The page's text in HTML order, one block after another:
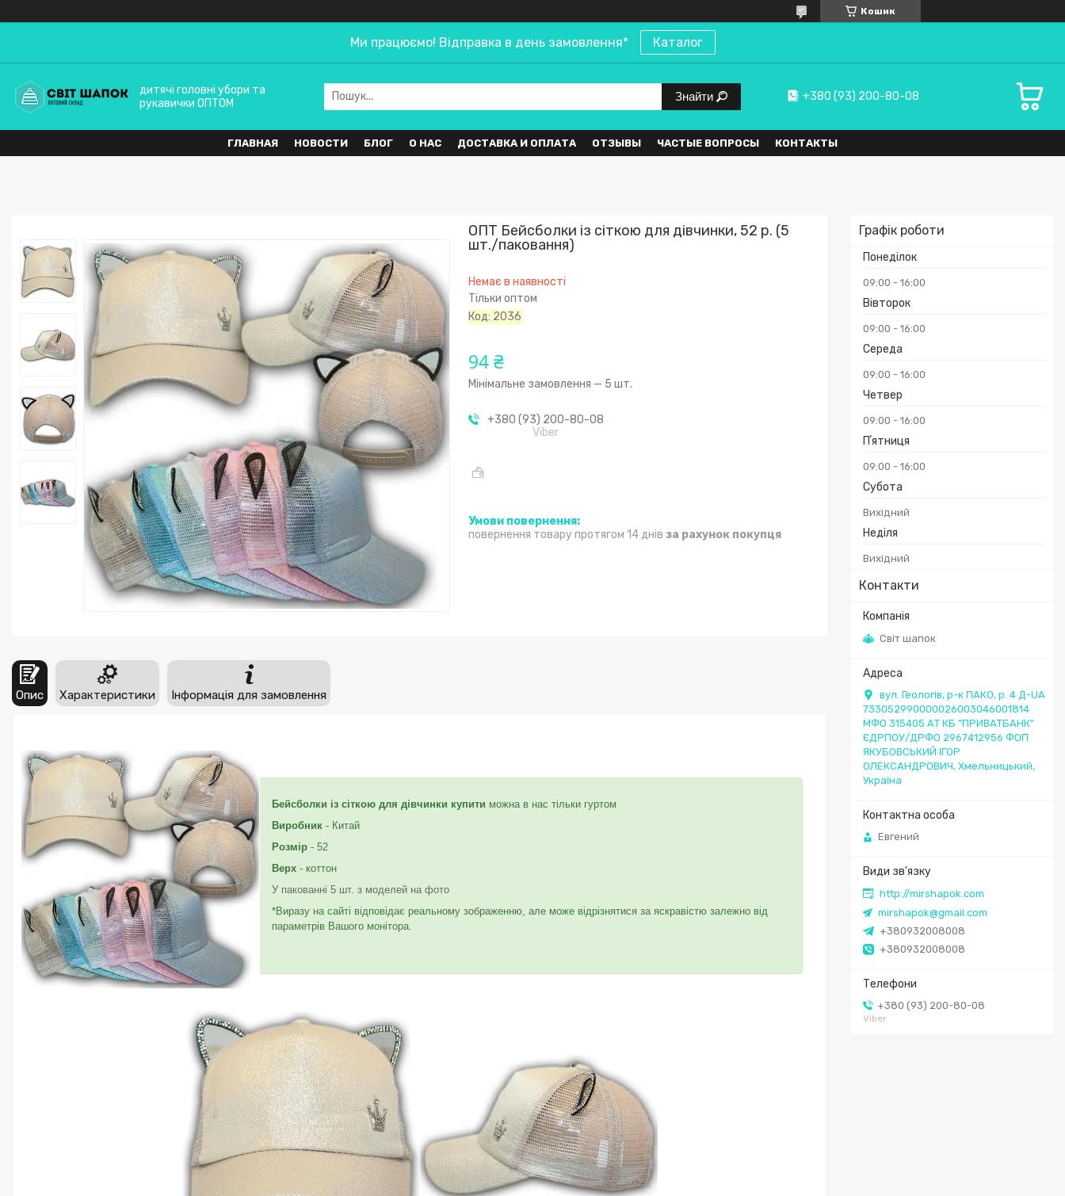
Кошик
Ми працюємо! Відправка в день замовлення* Каталог
дитячі головні убори та
рукавички ОПТОМ
Знайти +380 (93) 200-80-08
ГЛАВНАЯ НОВОСТИ БЛОГ О НАС ДОСТАВКА И ОПЛАТА ОТЗЫВЫ ЧАСТЫЕ ВОПРОСЫ КОНТАКТЫ
Графік роботи
Понеділок
09:00 16:00
Вівторок
09:00 16:00
Середа
09:00 16:00
Четвер
09:00 16:00
Пʼятниця
09:00 16:00
Субота
Вихідний
Неділя
Вихідний
Контакти
Світ шапок
вул. Геологів, р-к ПАКО, р. 4 Д-UA
733052990000026003046001814
МФО 315405 АТ КБ "ПРИВАТБАНК"
ЄДРПОУ/ДРФО 2967412956 ФОП
ЯКУБОВСЬКИЙ ІГОР
ОЛЕКСАНДРОВИЧ, Хмельницький,
Україна
Евгений
http://mirshapok.com
mirshapok@gmail.com
+380932008008
+380932008008
+380 (93) 200-80-08
Viber
ОПТ Бейсболки із сіткою для дівчинки, 52 р. (5
шт./паковання)
Немає в наявності
Тільки оптом
Код: 2036
94 ₴
Мінімальне замовлення — 5 шт.
+380 (93) 200-80-08
Viber
повернення товару протягом 14 днів за рахунок покупця
Опис Характеристики Інформація для замовлення
Бейсболки із сіткою для дівчинки купити можна в нас тільки гуртом
Виробник - Китай
Розмір - 52
Верх - коттон
У пакованні 5 шт. з моделей на фото
*Виразу на сайті відповідає реальному зображенню, але може відрізнятися за яскравістю залежно від
параметрів Вашого монітора.